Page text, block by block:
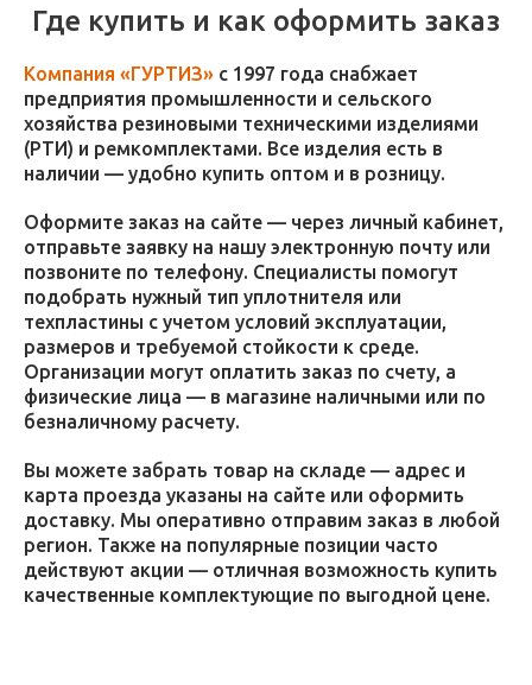
Где купить и как оформить заказ
Компания «ГУРТИЗ» с 1997 года снабжает
предприятия промышленности и сельского
хозяйства резиновыми техническими изделиями
(РТИ) и ремкомплектами. Все изделия есть в
наличии — удобно купить оптом и в розницу.
Оформите заказ на сайте — через личный кабинет,
отправьте заявку на нашу электронную почту или
позвоните по телефону. Специалисты помогут
подобрать нужный тип уплотнителя или
техпластины с учетом условий эксплуатации,
размеров и требуемой стойкости к среде.
Организации могут оплатить заказ по счету, а
физические лица — в магазине наличными или по
безналичному расчету.
Вы можете забрать товар на складе — адрес и
карта проезда указаны на сайте или оформить
доставку. Мы оперативно отправим заказ в любой
регион. Также на популярные позиции часто
действуют акции — отличная возможность купить
качественные комплектующие по выгодной цене.